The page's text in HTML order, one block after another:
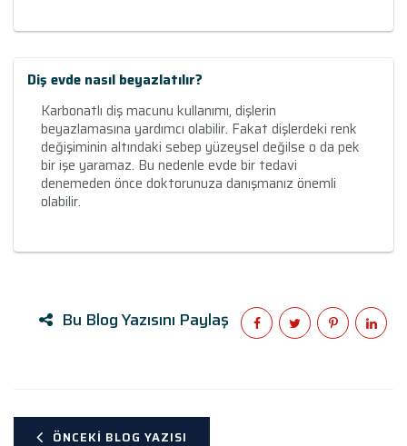
Diş evde nasıl beyazlatılır?
Karbonatlı diş macunu kullanımı, dişlerin
beyazlamasına yardımcı olabilir. Fakat dişlerdeki renk
değişiminin altındaki sebep yüzeysel değilse o da pek
bir işe yaramaz. Bu nedenle evde bir tedavi
denemeden önce doktorunuza danışmanız önemli
olabilir.
Bu Blog Yazısını Paylaş
ÖNCEKI BLOG YAZISI